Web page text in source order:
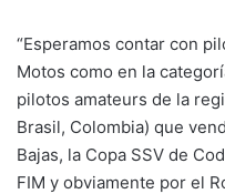
“Esperamos contar con
Motos como en la
pilotos amateurs de la
Brasil, Colombia) que
Bajas, la Copa SSV de
FIM y obviamente por el